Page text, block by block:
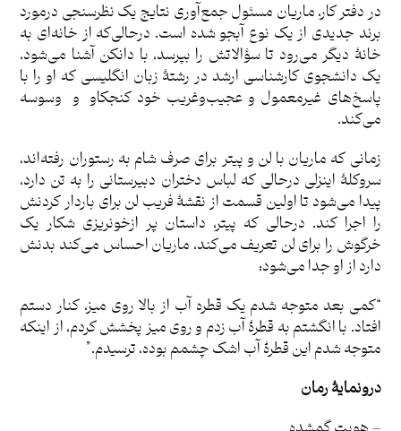
در دفتر کار، ماریان مسئول جمع‌آوری نتایج یک نظرسنجی درمورد
برند جدیدی از یک نوع آبجو شده است. درحالی‌که از خانه‌ای به
خانۀ دیگر می‌رود تا سؤالاتش را بپرسد، با دانکن آشنا می‌شود،
یک دانشجوی کارشناسی ارشد در رشتۀ زبان انگلیسی که او را با
پاسخ‌های غیرمعمول و عجیب‌وغریب خود کنجکاو و وسوسه
می‌کند.
زمانی که ماریان با لن و پیتر برای صرف شام به رستوران رفته‌اند،
سروکلۀ اینزلی درحالی که لباس دختران دبیرستانی را به تن دارد،
پیدا می‌شود تا اولین قسمت از نقشۀ فریب لن برای باردار کردنش
را اجرا کند. درحالی که پیتر، داستان پر ازخونریزی شکار یک
خرگوش را برای لن تعریف می‌کند، ماریان احساس می‌کند بدنش
دارد از او جدا می‌شود:
“کمی بعد متوجه شدم یک قطره آب از بالا روی میز، کنار دستم
افتاد. با انگشتم به قطرۀ آب زدم و روی میز پخشش کردم، از اینکه
متوجه شدم این قطرۀ آب اشک چشمم بوده، ترسیدم.”
درونمایۀ رمان